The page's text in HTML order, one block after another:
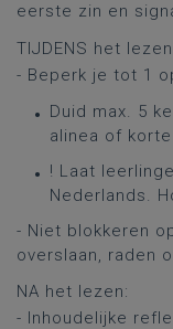
eerste zin en
TIJDENS het
- Beperk je tot 1
Duid max. 5
alinea of
! Laat
Nederlands.
- Niet blokkeren
overslaan, raden
NA het lezen:
- Inhoudelijke